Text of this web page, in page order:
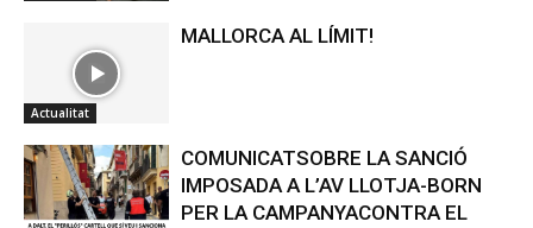
Actualitat
MALLORCA AL LÍMIT!
COMUNICATSOBRE LA SANCIÓ
IMPOSADA A L’AV LLOTJA-BORN
PER LA CAMPANYACONTRA EL